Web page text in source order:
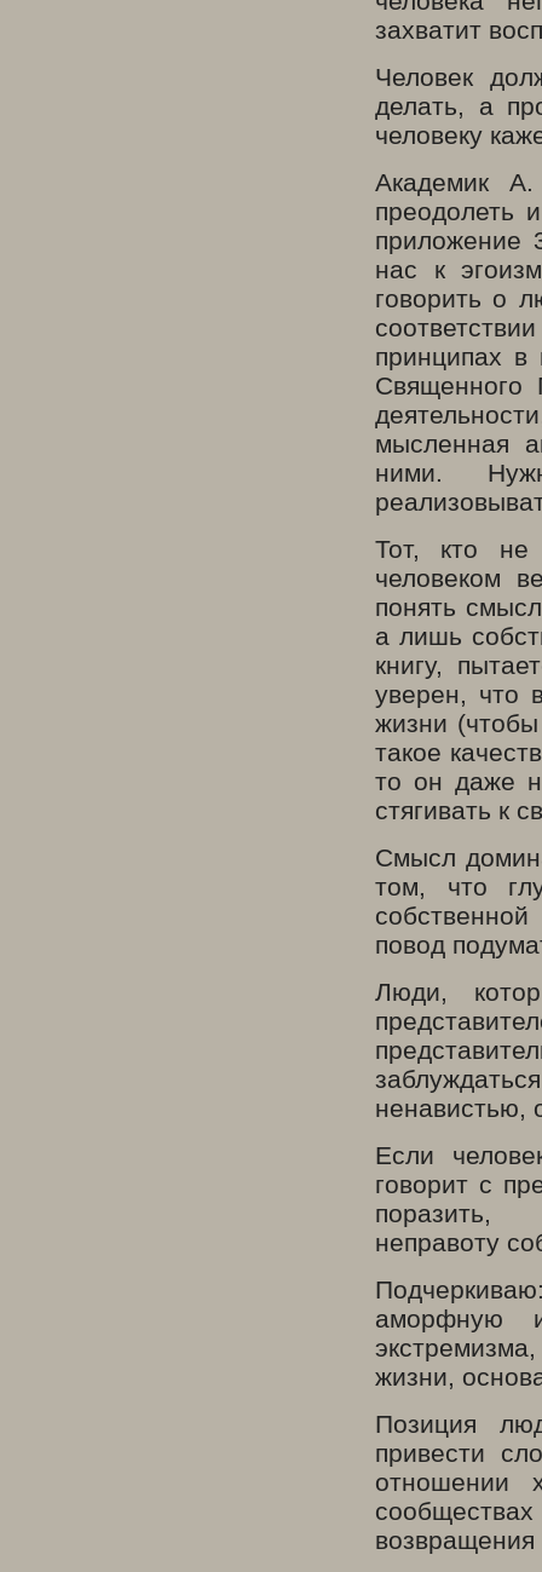
захватит
Человек
делать, а
человеку
Академик
преодолеть
приложение
нас к
говорить о
принципах в
Священного
мысленная
ними.
Тот, кто не
человеком
понять
а лишь
книгу,
уверен, что
жизни
такое
то он даже
стягивать к
Смысл
том, что
повод
Люди,
ненавистью,
Если
говорит с
неправоту
аморфную
жизни,
Позиция
привести
отношении
возвращения